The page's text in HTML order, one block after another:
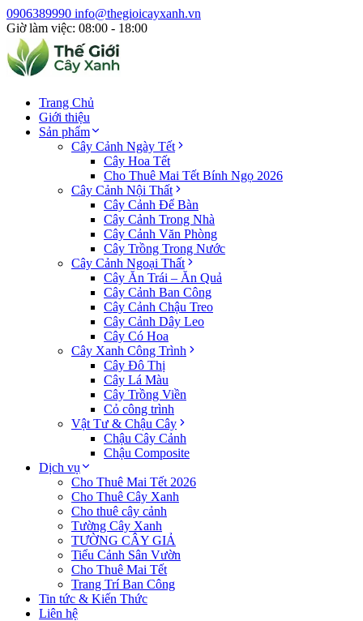
0906389990 info@thegioicayxanh.vn
Giờ làm việc: 08:00 - 18:00
Trang Chủ
Giới thiệu
Sản phẩm
Cây Cảnh Ngày Tết
Cây Hoa Tết
Cho Thuê Mai Tết Bính Ngọ 2026
Cây Cảnh Nội Thất
Cây Cảnh Để Bàn
Cây Cảnh Trong Nhà
Cây Cảnh Văn Phòng
Cây Trồng Trong Nước
Cây Cảnh Ngoại Thất
Cây Ăn Trái – Ăn Quả
Cây Cảnh Ban Công
Cây Cảnh Chậu Treo
Cây Cảnh Dây Leo
Cây Có Hoa
Cây Xanh Công Trình
Cây Đô Thị
Cây Lá Màu
Cây Trồng Viền
Cỏ công trình
Vật Tư & Chậu Cây
Chậu Cây Cảnh
Chậu Composite
Dịch vụ
Cho Thuê Mai Tết 2026
Cho Thuê Cây Xanh
Cho thuê cây cảnh
Tường Cây Xanh
TƯỜNG CÂY GIẢ
Tiểu Cảnh Sân Vườn
Cho Thuê Mai Tết
Trang Trí Ban Công
Tin tức & Kiến Thức
Liên hệ